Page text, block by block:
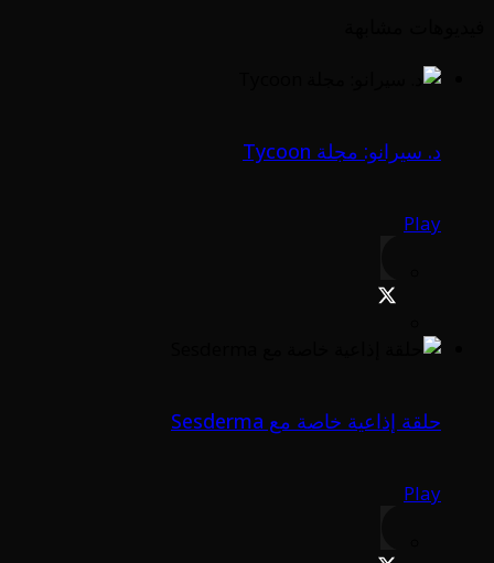
د. سيرانو: مجلة Tycoon
Play
حلقة إذاعية خاصة مع Sesderma
Play